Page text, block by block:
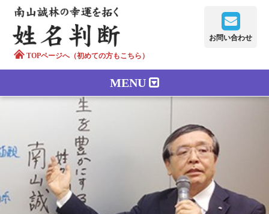
TOPページへ（初めての方もこちら）
お問い合わせ
MENU
正しい字画
南山誠林について
漢字の語源